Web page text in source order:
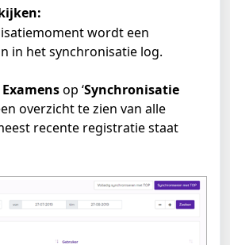
wordt een
in het synchronisatie log.
Examens op ‘Synchronisatie
overzicht te zien van alle
recente registratie staat